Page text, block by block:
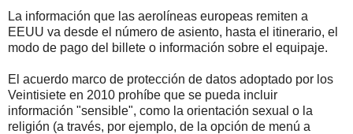
La información que las aerolíneas europeas remiten a
EEUU va desde el número de asiento, hasta el itinerario, el
modo de pago del billete o información sobre el equipaje.
El acuerdo marco de protección de datos adoptado por los
Veintisiete en 2010 prohíbe que se pueda incluir
información "sensible", como la orientación sexual o la
religión (a través, por ejemplo, de la opción de menú a